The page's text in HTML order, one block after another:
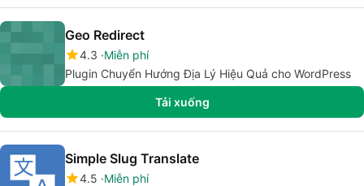
Geo Redirect
4.3 Miễn phí
Plugin Chuyển Hướng Địa Lý Hiệu Quả cho WordPress
Tải xuống
Simple Slug Translate
4.5 Miễn phí